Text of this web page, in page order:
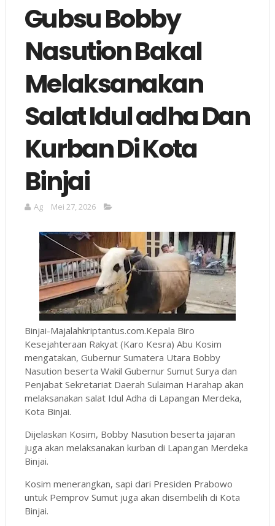
Gubsu Bobby
Nasution Bakal
Melaksanakan
Salat Idul adha Dan
Kurban Di Kota
Binjai
Ag Mei 27, 2026
Binjai-Majalahkriptantus.com.Kepala Biro
Kesejahteraan Rakyat (Karo Kesra) Abu Kosim
mengatakan, Gubernur Sumatera Utara Bobby
Nasution beserta Wakil Gubernur Sumut Surya dan
Penjabat Sekretariat Daerah Sulaiman Harahap akan
melaksanakan salat Idul Adha di Lapangan Merdeka,
Kota Binjai.
Dijelaskan Kosim, Bobby Nasution beserta jajaran
juga akan melaksanakan kurban di Lapangan Merdeka
Binjai.
Kosim menerangkan, sapi dari Presiden Prabowo
untuk Pemprov Sumut juga akan disembelih di Kota
Binjai.